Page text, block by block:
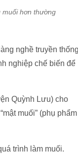
trình làm muối.
lên rất nhiều so
kết hợp với thương